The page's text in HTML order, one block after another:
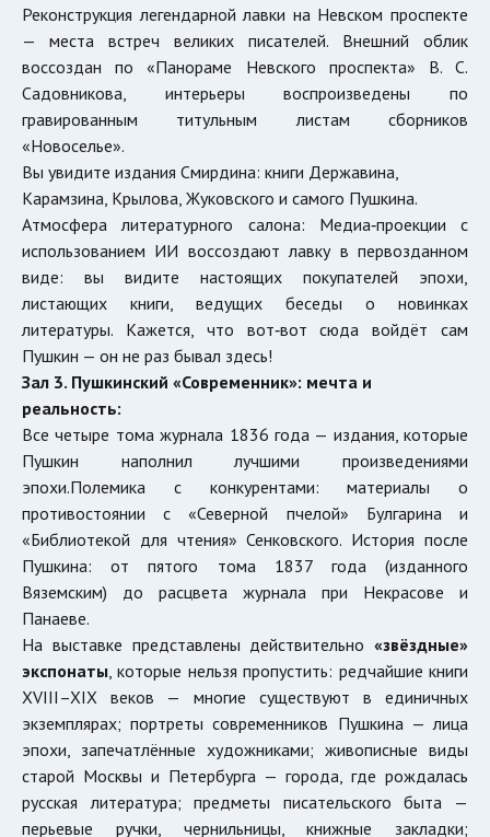
Реконструкция легендарной лавки на Невском проспекте
— места встреч великих писателей. Внешний облик
воссоздан по «Панораме Невского проспекта» В. С.
Садовникова, интерьеры воспроизведены по
гравированным титульным листам сборников
«Новоселье».
Вы увидите издания Смирдина: книги Державина,
Карамзина, Крылова, Жуковского и самого Пушкина.
Атмосфера литературного салона: Медиа‑проекции с
использованием ИИ воссоздают лавку в первозданном
виде: вы видите настоящих покупателей эпохи,
листающих книги, ведущих беседы о новинках
литературы. Кажется, что вот‑вот сюда войдёт сам
Пушкин — он не раз бывал здесь!
Зал 3. Пушкинский «Современник»: мечта и
реальность:
Все четыре тома журнала 1836 года — издания, которые
Пушкин наполнил лучшими произведениями
эпохи.Полемика с конкурентами: материалы о
противостоянии с «Северной пчелой» Булгарина и
«Библиотекой для чтения» Сенковского. История после
Пушкина: от пятого тома 1837 года (изданного
Вяземским) до расцвета журнала при Некрасове и
Панаеве.
На выставке представлены действительно «звёздные»
экспонаты , которые нельзя пропустить: редчайшие книги
XVIII–XIX веков — многие существуют в единичных
экземплярах; портреты современников Пушкина — лица
эпохи, запечатлённые художниками; живописные виды
старой Москвы и Петербурга — города, где рождалась
русская литература; предметы писательского быта —
перьевые ручки, чернильницы, книжные закладки;